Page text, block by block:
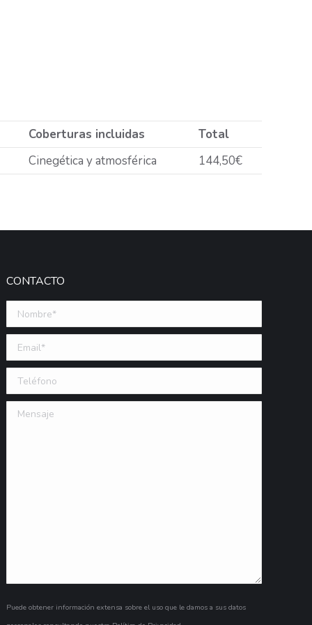
Coberturas incluidas
Total
Cinegética y atmosférica 144,50€
CONTACTO
Nombre *
Email (requerido)
Teléfono
Mensaje
Puede obtener información extensa sobre el uso que le damos a sus datos